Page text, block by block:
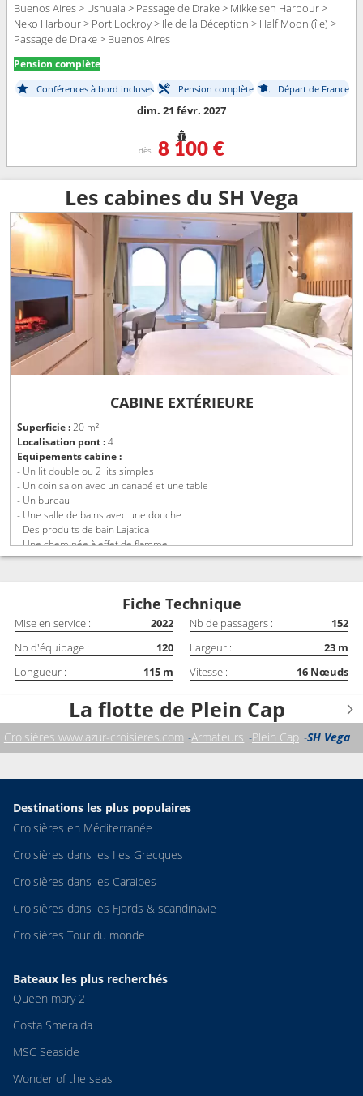
Buenos Aires > Ushuaia > Passage de Drake > Mikkelsen Harbour >
Neko Harbour > Port Lockroy > Ile de la Déception > Half Moon (île) >
Passage de Drake > Buenos Aires
Pension complète
Conférences à bord incluses Pension complète Départ de France
dim. 21 févr. 2027
dès 8 100 €
Les cabines du SH Vega
CABINE EXTÉRIEURE
Superficie :20 m²
Localisation pont :4
Equipements cabine :
- Un lit double ou 2 lits simples
- Un coin salon avec un canapé et une table
- Un bureau
- Une salle de bains avec une douche
- Des produits de bain Lajatica
- Une cheminée à effet de flamme
- Une télévision
- Des peignoirs et des pantoufles
- Une paire de jumelles
Fiche Technique
Mise en service : 2022 Nb de passagers :
152
Nb d'équipage :
120 Largeur : 23 m
Longueur :
115 m Vitesse : 16 Nœuds
La flotte de Plein Cap
Croisières www.azur-croisieres.com Armateurs Plein Cap SH Vega
Destinations les plus populaires
Croisières en Méditerranée
Croisières dans les Iles Grecques
Croisières dans les Caraibes
Croisières dans les Fjords & scandinavie
Croisières Tour du monde
Bateaux les plus recherchés
Queen mary 2
Costa Smeralda
MSC Seaside
Wonder of the seas